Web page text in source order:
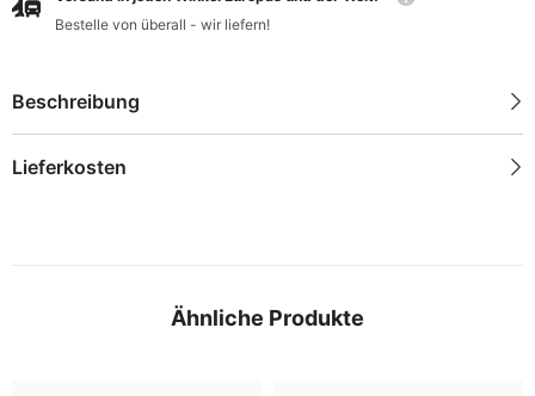
Bestelle von überall - wir liefern!
Beschreibung
Lieferkosten
Ähnliche Produkte